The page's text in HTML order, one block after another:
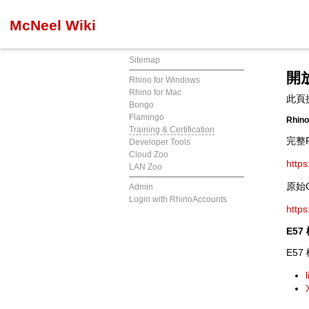
McNeel Wiki
Sitemap
Rhino for Windows
Rhino for Mac
Bongo
Flamingo
Training & Certification
Developer Tools
Cloud Zoo
LAN Zoo
Admin
Login with RhinoAccounts
開
此頁
完整
原始
E57
E57